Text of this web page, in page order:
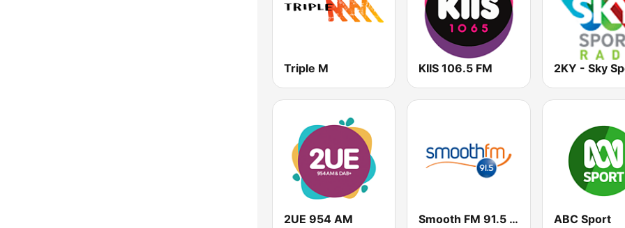
Triple M KIIS 106.5 FM
2UE 954 AM Smooth FM 91.5 Melbourne ABC Sport